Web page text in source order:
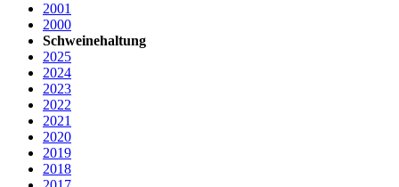
2001
2000
Schweinehaltung
2025
2024
2023
2022
2021
2020
2019
2018